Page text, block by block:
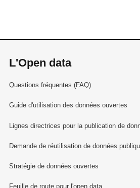
L'Open data
Questions fréquentes (FAQ)
Guide d'utilisation des données ouvertes
Lignes directrices pour la publication de
Demande de réutilisation de données
Stratégie de données ouvertes
Feuille de route pour l'open data